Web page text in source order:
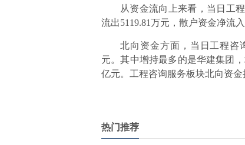
从资金流向上来看，当日工
流出5119.81万元，散户资金净流
北向资金方面，当日工程咨
元。其中增持最多的是华建集团
亿元。工程咨询服务板块北向资金
热门推荐